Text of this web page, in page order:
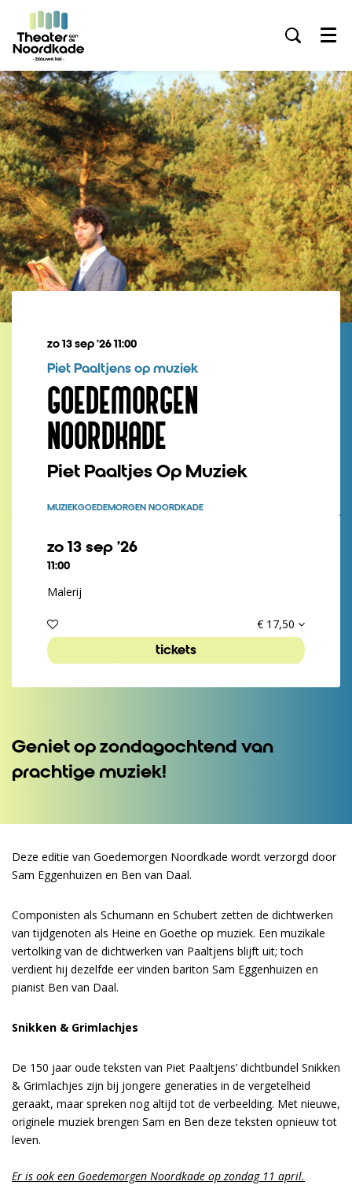
Menu
GOEDEMORGEN
NOORDKADE
Piet Paaltjes Op Muziek
Piet Paaltjens op muziek
zo 13 sep ’2611:00
MUZIEKGOEDEMORGEN NOORDKADE
zo 13 sep ’26
11:00
Malerij
€ 17,50
tickets
Geniet op zondagochtend van
prachtige muziek!
Deze editie van Goedemorgen Noordkade wordt verzorgd door
Sam Eggenhuizen en Ben van Daal.
Componisten als Schumann en Schubert zetten de dichtwerken
van tijdgenoten als Heine en Goethe op muziek. Een muzikale
vertolking van de dichtwerken van Paaltjens blijft uit; toch
verdient hij dezelfde eer vinden bariton Sam Eggenhuizen en
pianist Ben van Daal.
Snikken & Grimlachjes
De 150 jaar oude teksten van Piet Paaltjens’ dichtbundel Snikken
& Grimlachjes zijn bij jongere generaties in de vergetelheid
geraakt, maar spreken nog altijd tot de verbeelding. Met nieuwe,
originele muziek brengen Sam en Ben deze teksten opnieuw tot
leven.
Er is ook een Goedemorgen Noordkade op zondag 11 april.